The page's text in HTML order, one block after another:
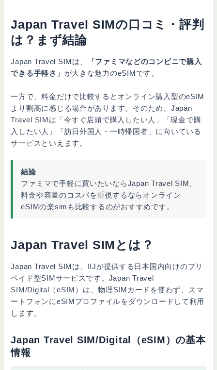
Japan Travel SIMの口コミ・評判
は？まず結論
Japan Travel SIMは、
「ファミマなどのコンビニで購入
できる手軽さ」 が大きな魅力のeSIMです。
一方で、料金だけで比較するとオンライン購入型のeSIM
より割高に感じる場合があります。そのため、Japan
Travel SIMは「今すぐ店頭で購入したい人」「現金で購
入したい人」「訪日外国人・一時帰国者」に向いている
サービスといえます。
結論
ファミマで手軽に買いたいならJapan Travel SIM、
料金や容量のコスパを重視するならオンライン
eSIMの楽simも比較するのがおすすめです。
Japan Travel SIMとは？
Japan Travel SIMは、IIJが提供する日本国内向けのプリ
ペイド型SIMサービスです。Japan Travel
SIM/Digital（eSIM）は、物理SIMカードを使わず、スマ
ートフォンにeSIMプロファイルをダウンロードして利用
します。
Japan Travel SIM/Digital（eSIM）の基本
情報